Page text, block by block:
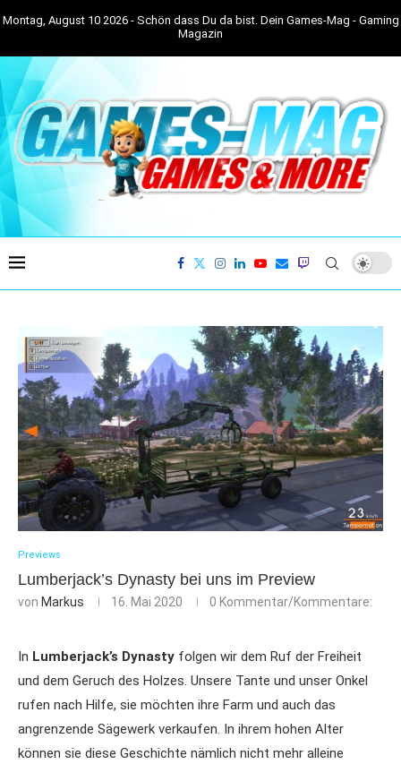
Montag, August 10 2026 - Schön dass Du da bist. Dein Games-Mag - Gaming
Magazin
Previews
Lumberjack’s Dynasty bei uns im Preview
von Markus 16. Mai 2020 0 Kommentar/Kommentare:
In Lumberjack’s Dynasty folgen wir dem Ruf der Freiheit
und dem Geruch des Holzes. Unsere Tante und unser Onkel
rufen nach Hilfe, sie möchten ihre Farm und auch das
angrenzende Sägewerk verkaufen. In ihrem hohen Alter
können sie diese Geschichte nämlich nicht mehr alleine